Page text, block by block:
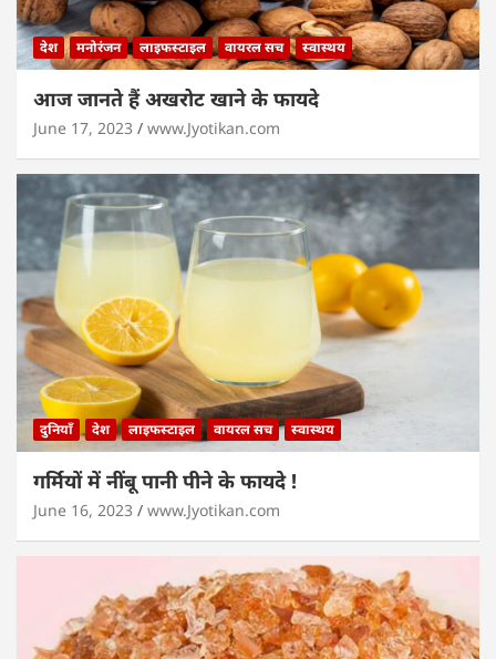
देश मनोरंजन लाइफस्टाइल वायरल सच स्वास्थय
आज जानते हैं अखरोट खाने के फायदे
June 17, 2023 www.Jyotikan.com
दुनियाँ देश लाइफस्टाइल वायरल सच स्वास्थय
गर्मियों में नींबू पानी पीने के फायदे !
June 16, 2023 www.Jyotikan.com